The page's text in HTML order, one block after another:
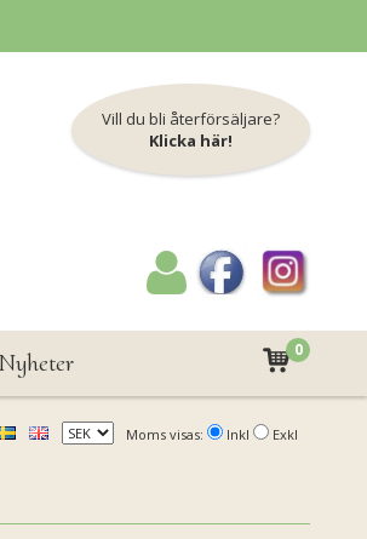
Vill du bli återförsäljare?
Klicka här!
Nyheter 0
Moms visas: Inkl Exkl